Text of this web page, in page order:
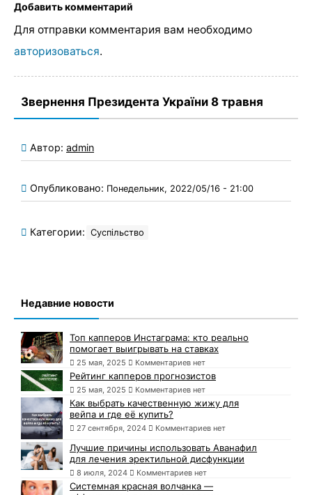
Добавить комментарий
Для отправки комментария вам необходимо
авторизоваться.
Звернення Президента України 8 травня
Автор: admin
Опубликовано: Понедельник, 2022/05/16 - 21:00
Категории: Суспільство
Недавние новости
Топ капперов Инстаграма: кто реально
помогает выигрывать на ставках
25 мая, 2025 Комментариев нет
Рейтинг капперов прогнозистов
25 мая, 2025 Комментариев нет
Как выбрать качественную жижу для
вейпа и где её купить?
27 сентября, 2024 Комментариев нет
Лучшие причины использовать Аванафил
для лечения эректильной дисфункции
8 июля, 2024 Комментариев нет
Системная красная волчанка —